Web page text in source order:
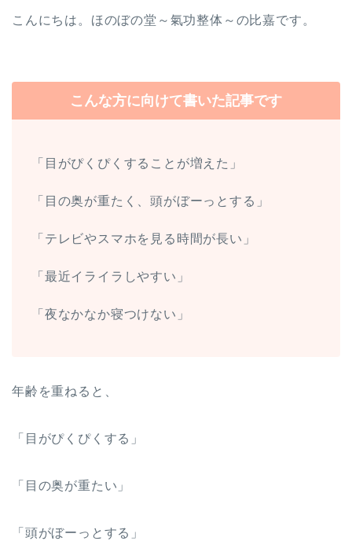
こんにちは。ほのぼの堂～氣功整体～の比嘉です。
こんな方に向けて書いた記事です
「目がぴくぴくすることが増えた」
「目の奥が重たく、頭がぼーっとする 」
「テレビやスマホを見る時間が長い」
「最近イライラしやすい 」
「夜なかなか寝つけない」
年齢を重ねると、
「目がぴくぴくする」
「目の奥が重たい」
「頭がぼーっとする」